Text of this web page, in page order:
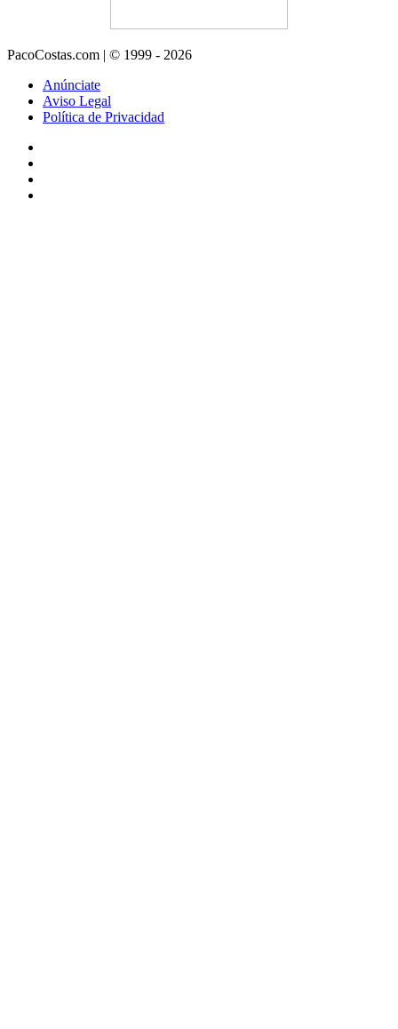
PacoCostas.com | © 1999 - 2026
Anúnciate
Aviso Legal
Política de Privacidad